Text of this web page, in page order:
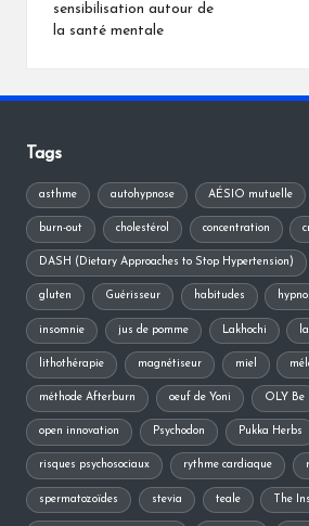
sensibilisation autour de
la santé mentale
Tags
asthme autohypnose AÉSIO mutuelle
burn-out cholestérol concentration
DASH (Dietary Approaches to Stop Hypertension)
gluten Guérisseur habitudes
insomnie jus de pomme Lakhochi
lithothérapie magnétiseur miel
méthode Afterburn oeuf de Yoni OLY Be
open innovation Psychodon Pukka Herbs
risques psychosociaux rythme cardiaque
spermatozoïdes stevia teale The